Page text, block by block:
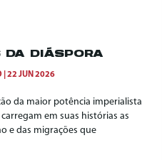
DA DIÁSPORA
22 JUN 2026
da maior potência imperialista
em suas histórias as
e das migrações que